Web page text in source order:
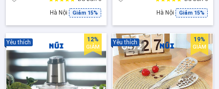
Hà Nội Giảm 15% Hà Nội Giảm 15%
Yêu thích 12%
GIẢM
Yêu thích 19%
GIẢM